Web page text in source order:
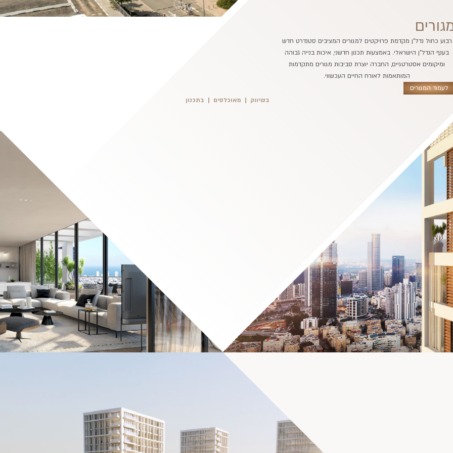
רבוע כחול נדל"ן מקדמת פרויקטים למגורים המציבים סטנדרט חדש
בענף הנדל"ן הישראלי. באמצעות תכנון חדשני, איכות בנייה גבוהה
ומיקומים אסטרטגיים, החברה יוצרת סביבות מגורים מתקדמות
המותאמות לאורח החיים העכשווי.
לעמוד המגורים
בשיווק
מאוכלסים בתכנון